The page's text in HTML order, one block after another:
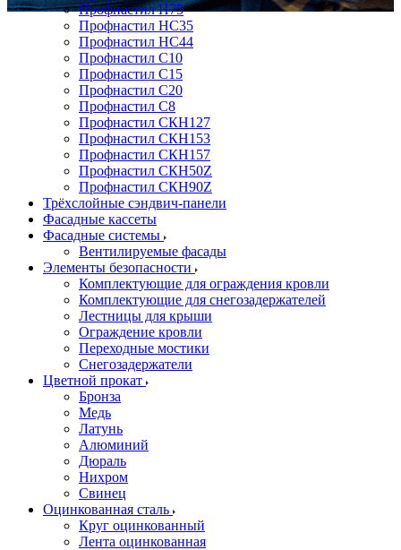
Профнастил Н75
Профнастил НС35
Профнастил НС44
Профнастил С10
Профнастил С15
Профнастил С20
Профнастил С8
Профнастил СКН127
Профнастил СКН153
Профнастил СКН157
Профнастил СКН50Z
Профнастил СКН90Z
Трёхслойные сэндвич-панели
Фасадные кассеты
Фасадные системы
Вентилируемые фасады
Элементы безопасности
Комплектующие для ограждения кровли
Комплектующие для снегозадержателей
Лестницы для крыши
Ограждение кровли
Переходные мостики
Снегозадержатели
Цветной прокат
Бронза
Медь
Латунь
Алюминий
Дюраль
Нихром
Свинец
Оцинкованная сталь
Круг оцинкованный
Лента оцинкованная